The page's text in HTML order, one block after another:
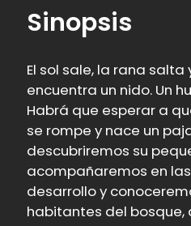
Sinopsis
El sol sale, la rana salta
encuentra un nido. Un
Habrá que esperar a
se rompe y nace un
descubriremos su
acompañaremos en
desarrollo y
habitantes del bosque,